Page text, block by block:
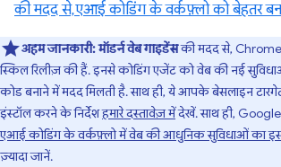
की मदद से, एआई कोडिंग के वर्कफ़्लो को बेहतर
अहम जानकारी:मॉडर्न वेब गाइडेंसकी मदद से,
स्किल रिलीज़ की हैं. इनसे कोडिंग एजेंट को वेब की नई
कोड बनाने में मदद मिलती है. साथ ही, ये आपके बेसलाइन
इंस्टॉल करने के निर्देशहमारे दस्तावेज़ मेंदेखें. साथ ही,
एआई कोडिंग के वर्कफ़्लो में वेब की आधुनिक सुविधाओं का
ज़्यादा जानें.